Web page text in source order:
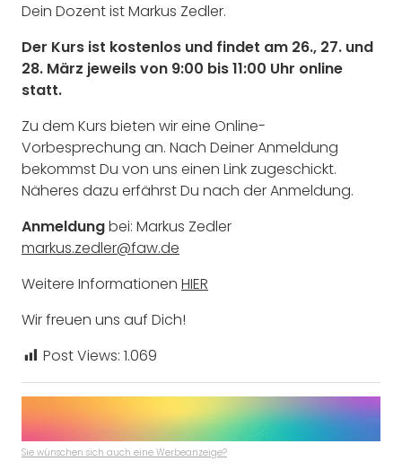
Dein Dozent ist Markus Zedler.
Der Kurs ist kostenlos und findet am 26., 27. und
28. März jeweils von 9:00 bis 11:00 Uhr online
statt.
Zu dem Kurs bieten wir eine Online-
Vorbesprechung an. Nach Deiner Anmeldung
bekommst Du von uns einen Link zugeschickt.
Näheres dazu erfährst Du nach der Anmeldung.
Anmeldungbei: Markus Zedler
markus.zedler@faw.de
Weitere Informationen HIER
Wir freuen uns auf Dich!
Post Views: 1.069
Sie wünschen sich auch eine Werbeanzeige?